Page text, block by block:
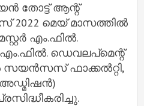
തോട്ട് ആന്റ്
2022 മെയ് മാസത്തിൽ
എം.ഫിൽ.
ഡെവലപ്‌മെന്റ്
ഫാക്കൽറ്റി,